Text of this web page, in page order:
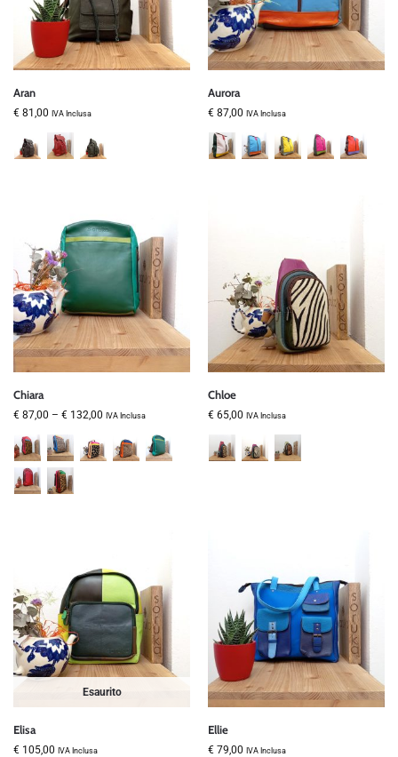
Aran
€ 81,00 IVA Inclusa
Aurora
€ 87,00 IVA Inclusa
Chiara
€ 87,00 – € 132,00 IVA Inclusa
Chloe
€ 65,00 IVA Inclusa
Esaurito
Elisa
€ 105,00 IVA Inclusa
Ellie
€ 79,00 IVA Inclusa